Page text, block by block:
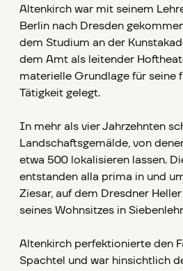
Altenkirch war mit seinem
Berlin nach Dresden
dem Studium an der
dem Amt als leitender
materielle Grundlage für seine
Tätigkeit gelegt.
In mehr als vier Jahrzehnten
Landschaftsgemälde, von
etwa 500 lokalisieren lassen.
entstanden alla prima in und
Ziesar, auf dem Dresdner
seines Wohnsitzes in
Altenkirch perfektionierte den
Spachtel und war hinsichtlich